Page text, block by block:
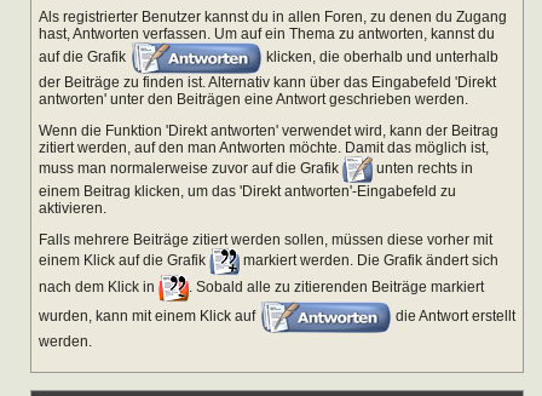
Als registrierter Benutzer kannst du in allen Foren, zu denen du Zugang
hast, Antworten verfassen. Um auf ein Thema zu antworten, kannst du
auf die Grafik
klicken, die oberhalb und unterhalb
der Beiträge zu finden ist. Alternativ kann über das Eingabefeld 'Direkt
antworten' unter den Beiträgen eine Antwort geschrieben werden.
Wenn die Funktion 'Direkt antworten' verwendet wird, kann der Beitrag
zitiert werden, auf den man Antworten möchte. Damit das möglich ist,
muss man normalerweise zuvor auf die Grafik
unten rechts in
einem Beitrag klicken, um das 'Direkt antworten'-Eingabefeld zu
aktivieren.
Falls mehrere Beiträge zitiert werden sollen, müssen diese vorher mit
einem Klick auf die Grafik
markiert werden. Die Grafik ändert sich
nach dem Klick in
. Sobald alle zu zitierenden Beiträge markiert
wurden, kann mit einem Klick auf
die Antwort erstellt
werden.